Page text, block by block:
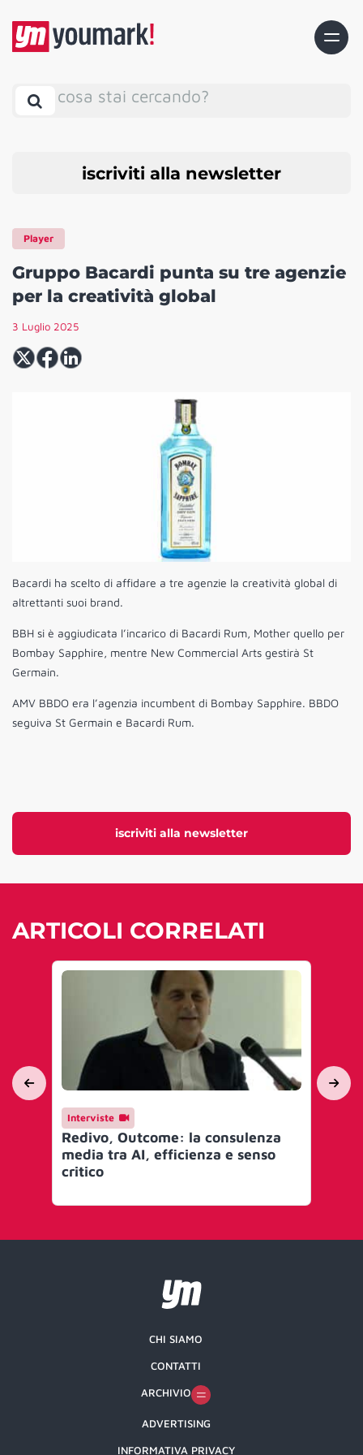
cosa stai cercando?
iscriviti alla newsletter
iscriviti alla newsletter
Player
Gruppo Bacardi punta su tre agenzie
per la creatività global
3 Luglio 2025
Bacardi ha scelto di affidare a tre agenzie la creatività global di
altrettanti suoi brand.
BBH si è aggiudicata l’incarico di Bacardi Rum, Mother quello per
Bombay Sapphire, mentre New Commercial Arts gestirà St
Germain.
AMV BBDO era l’agenzia incumbent di Bombay Sapphire. BBDO
seguiva St Germain e Bacardi Rum.
ARTICOLI CORRELATI
Interviste
Redivo, Outcome: la consulenza
media tra AI, efficienza e senso
critico
CHI SIAMO
CONTATTI
ARCHIVIO
ADVERTISING
INFORMATIVA PRIVACY